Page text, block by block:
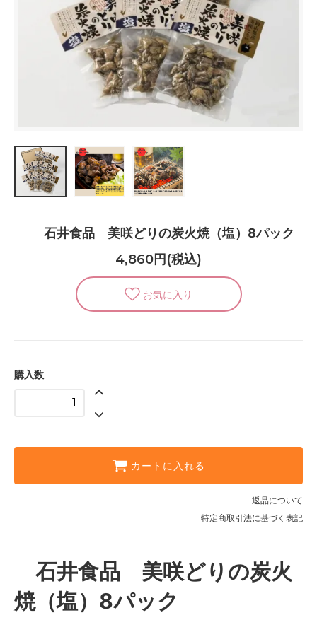
石井食品 美咲どりの炭火焼（塩）8パック
4,860円(税込)
購入数
カートに入れる
返品について
特定商取引法に基づく表記
石井食品 美咲どりの炭火
焼（塩）8パック